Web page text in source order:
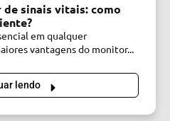
sinais vitais: como
em qualquer
vantagens do monitor...
lendo